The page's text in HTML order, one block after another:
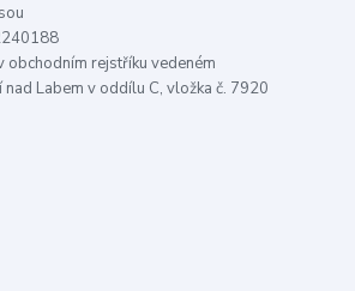
obchodním rejstříku vedeném
Labem v oddílu C, vložka č. 7920